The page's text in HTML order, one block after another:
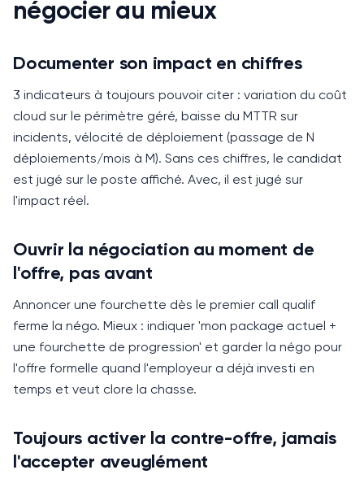
négocier au mieux
Documenter son impact en chiffres
3 indicateurs à toujours pouvoir citer : variation du coût
cloud sur le périmètre géré, baisse du MTTR sur
incidents, vélocité de déploiement (passage de N
déploiements/mois à M). Sans ces chiffres, le candidat
est jugé sur le poste affiché. Avec, il est jugé sur
l'impact réel.
Ouvrir la négociation au moment de
l'offre, pas avant
Annoncer une fourchette dès le premier call qualif
ferme la négo. Mieux : indiquer 'mon package actuel +
une fourchette de progression' et garder la négo pour
l'offre formelle quand l'employeur a déjà investi en
temps et veut clore la chasse.
Toujours activer la contre-offre, jamais
l'accepter aveuglément